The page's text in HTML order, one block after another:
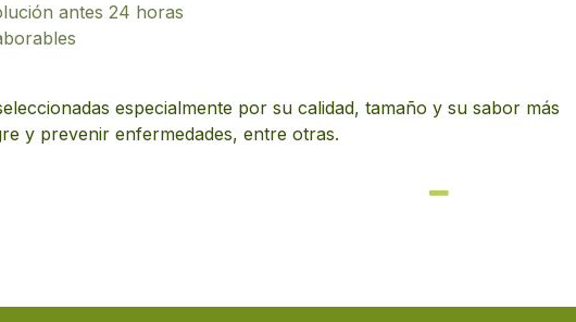
antes 24 horas
especialmente por su calidad, tamaño y su sabor más
y prevenir enfermedades, entre otras.